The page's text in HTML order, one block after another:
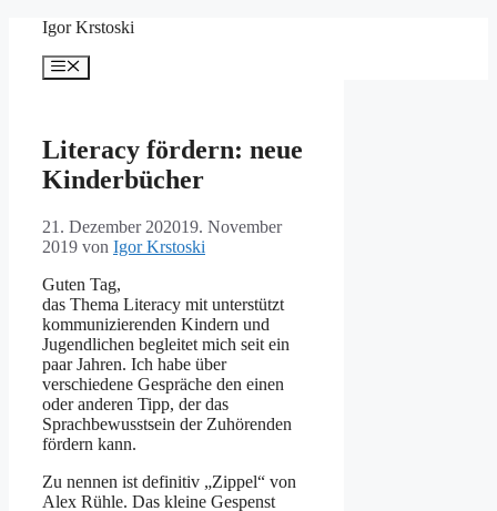
springen
Igor Krstoski
Menü
Literacy fördern: neue
Kinderbücher
21. Dezember 202019. November
2019 von Igor Krstoski
Guten Tag,
das Thema Literacy mit unterstützt
kommunizierenden Kindern und
Jugendlichen begleitet mich seit ein
paar Jahren. Ich habe über
verschiedene Gespräche den einen
oder anderen Tipp, der das
Sprachbewusstsein der Zuhörenden
fördern kann.
Zu nennen ist definitiv „Zippel“ von
Alex Rühle. Das kleine Gespenst